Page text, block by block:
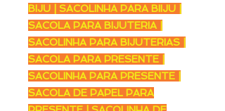
BIJU | SACOLINHA PARA BIIJU |
SACOLA PARA BIJUTERIA |
SACOLINHA PARA BIJUTERIAS |
SACOLA PARA PRESENTE |
SACOLINHA PARA PRESENTE |
SACOLA DE PAPEL PARA